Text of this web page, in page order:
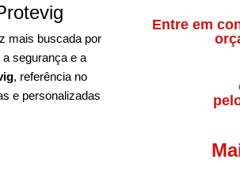
mais buscada por
segurança e a
, referência no
e personalizadas
Entre em